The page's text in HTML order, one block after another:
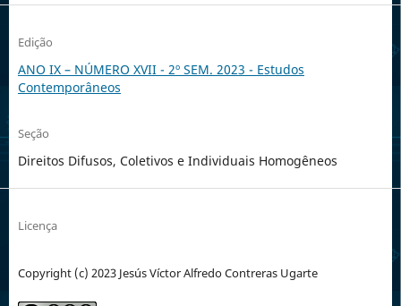
Edição
ANO IX – NÚMERO XVII - 2º SEM. 2023 - Estudos
Contemporâneos
Seção
Direitos Difusos, Coletivos e Individuais Homogêneos
Licença
Copyright (c) 2023 Jesús Víctor Alfredo Contreras Ugarte